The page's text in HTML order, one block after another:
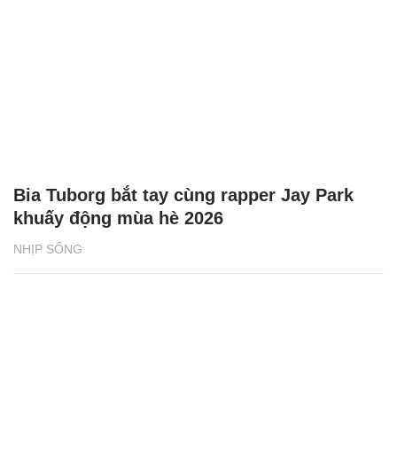
NHỊP SỐNG
Bia Tuborg bắt tay cùng rapper Jay Park
khuấy động mùa hè 2026